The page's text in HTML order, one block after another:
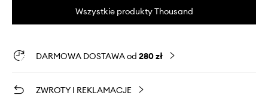
Wszystkie produkty Thousand
DARMOWA DOSTAWA od 280 zł
ZWROTY I REKLAMACJE